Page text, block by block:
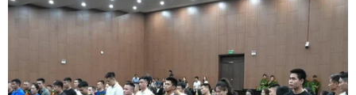
Thử thách trong trò chơi đi cầu khỉ thu hút nhiều vận động viên
nhỏ tuổi tham gia. (Ảnh: Xuân Tiến/TTXVN)